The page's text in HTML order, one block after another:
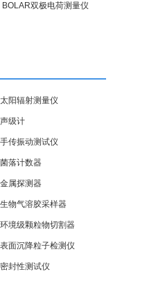
BOLAR双极电荷测量仪
太阳辐射测量仪
声级计
手传振动测试仪
菌落计数器
金属探测器
生物气溶胶采样器
环境级颗粒物切割器
表面沉降粒子检测仪
密封性测试仪